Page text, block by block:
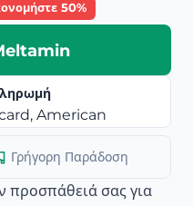
50%
Γρήγορη Παράδοση
προσπάθειά σας για